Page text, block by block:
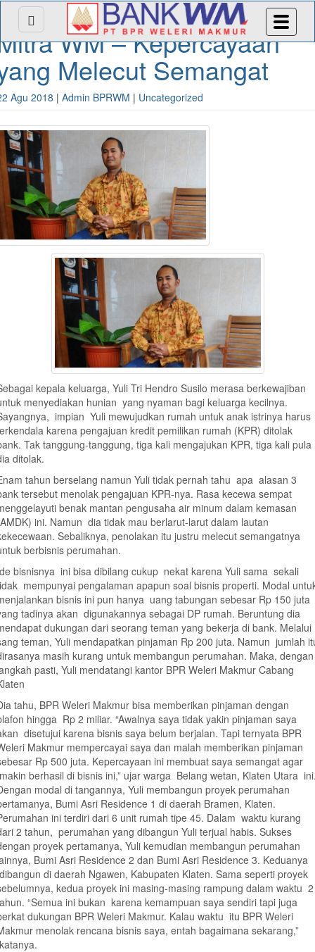
WM – Kepercayaan
Melecut Semangat
Agu 2018 | Admin BPRWM | Uncategorized
kepala keluarga, Yuli Tri Hendro Susilo merasa berkewajiban
menyediakan hunian yang nyaman bagi keluarga kecilnya.
impian Yuli mewujudkan rumah untuk anak istrinya harus
karena pengajuan kredit pemilikan rumah (KPR) ditolak
Tak tanggung-tanggung, tiga kali mengajukan KPR, tiga kali pula
ditolak.
tahun berselang namun Yuli tidak pernah tahu apa alasan 3
tersebut menolak pengajuan KPR-nya. Rasa kecewa sempat
benak mantan pengusaha air minum dalam kemasan
ini. Namun dia tidak mau berlarut-larut dalam lautan
Sebaliknya, penolakan itu justru melecut semangatnya
berbisnis perumahan.
bisnisnya ini bisa dibilang cukup nekat karena Yuli sama sekali
mempunyai pengalaman apapun soal bisnis properti. Modal
bisnis ini pun hanya uang tabungan sebesar Rp 150 juta
tadinya akan digunakannya sebagai DP rumah. Beruntung dia
dukungan dari seorang teman yang bekerja di bank. Melalui
teman, Yuli mendapatkan pinjaman Rp 200 juta. Namun jumlah
masih kurang untuk membangun perumahan. Maka, dengan
pasti, Yuli mendatangi kantor BPR Weleri Makmur Cabang
tahu, BPR Weleri Makmur bisa memberikan pinjaman dengan
hingga Rp 2 miliar. “Awalnya saya tidak yakin pinjaman saya
disetujui karena bisnis saya belum berjalan. Tapi ternyata BPR
Makmur mempercayai saya dan malah memberikan pinjaman
Rp 500 juta. Kepercayaan ini membuat saya semangat agar
berhasil di bisnis ini,” ujar warga Belang wetan, Klaten Utara
modal di tangannya, Yuli membangun proyek perumahan
Bumi Asri Residence 1 di daerah Bramen, Klaten.
ini terdiri dari 6 unit rumah tipe 45. Dalam waktu kurang
2 tahun, perumahan yang dibangun Yuli terjual habis. Sukses
proyek pertamanya, Yuli kemudian membangun perumahan
Bumi Asri Residence 2 dan Bumi Asri Residence 3. Keduanya
di daerah Ngawen, Kabupaten Klaten. Sama seperti proyek
kedua proyek ini masing-masing rampung dalam waktu 2
“Semua ini bukan karena kemampuan saya sendiri tapi juga
dukungan BPR Weleri Makmur. Kalau waktu itu BPR Weleri
menolak rencana bisnis saya, entah bagaimana sekarang,”